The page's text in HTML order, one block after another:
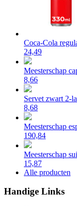
Coca-Cola
24,49
Meesterschap
8,66
Servet zwart 2-
8,68
Meesterschap
190,84
Meesterschap
15,87
Alle producten
Handige Links